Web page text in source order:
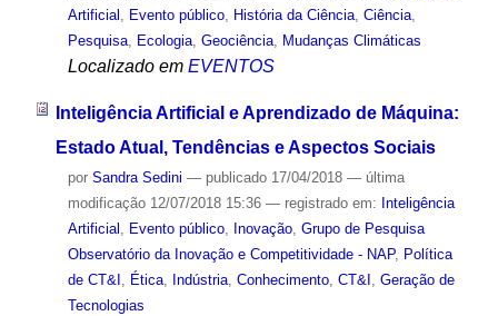
Artificial
Evento público, História da Ciência, Ciência,
Pesquisa, Ecologia, Geociência, Mudanças Climáticas
Localizado em EVENTOS
Inteligência Artificial e Aprendizado de Máquina:
Estado Atual, Tendências e Aspectos Sociais
por Sandra Sedini — publicado17/04/2018 — última
modificação12/07/2018 15:36 — registrado em: Inteligência
Artificial , Evento público, Inovação, Grupo de Pesquisa
Observatório da Inovação e Competitividade - NAP, Política
de CT&I , Ética, Indústria, Conhecimento, CT&I , Geração de
Tecnologias